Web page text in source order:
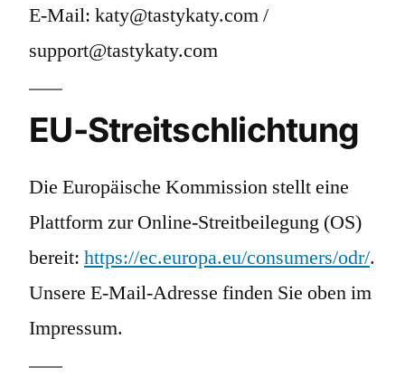
E-Mail: katy@tastykaty.com /
support@tastykaty.com
EU-Streitschlichtung
Die Europäische Kommission stellt eine
Plattform zur Online-Streitbeilegung (OS)
bereit: https://ec.europa.eu/consumers/odr/.
Unsere E-Mail-Adresse finden Sie oben im
Impressum.